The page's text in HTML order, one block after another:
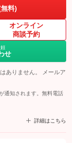
料)
オンライン
商談予約
せ
ありません。 メールア
通知されます。無料電話
詳細はこちら